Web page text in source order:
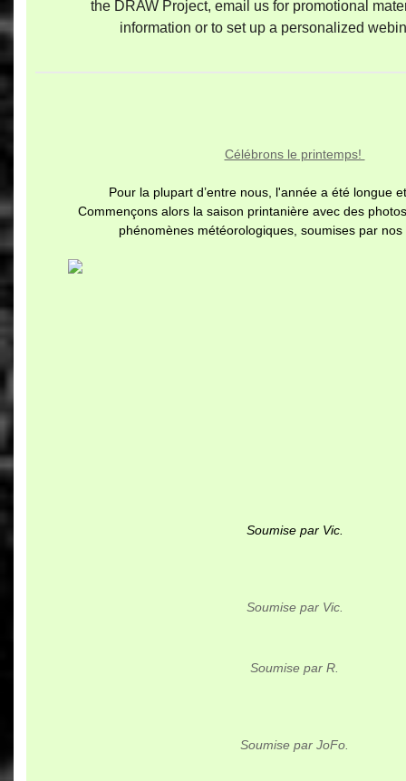
the DRAW Project, email us for promotional
information or to set up a personalized
Célébrons le printemps!
Pour la plupart d’entre nous, l'année a été longue
Commençons alors la saison printanière avec des
phénomènes météorologiques, soumises par nos
Soumise par Vic.
Soumise par Vic.
Soumise par R.
Soumise par JoFo.